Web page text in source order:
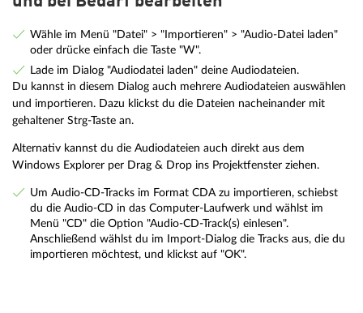
Wähle im Menü "Datei" > "Importieren" > "Audio-Datei laden"
oder drücke einfach die Taste "W".
Lade im Dialog "Audiodatei laden" deine Audiodateien.
Du kannst in diesem Dialog auch mehrere Audiodateien auswählen
und importieren. Dazu klickst du die Dateien nacheinander mit
gehaltener Strg-Taste an.
Alternativ kannst du die Audiodateien auch direkt aus dem
Windows Explorer per Drag & Drop ins Projektfenster ziehen.
Um Audio-CD-Tracks im Format CDA zu importieren, schiebst
du die Audio-CD in das Computer-Laufwerk und wählst im
Menü "CD" die Option "Audio-CD-Track(s) einlesen".
Anschließend wählst du im Import-Dialog die Tracks aus, die du
importieren möchtest, und klickst auf "OK".